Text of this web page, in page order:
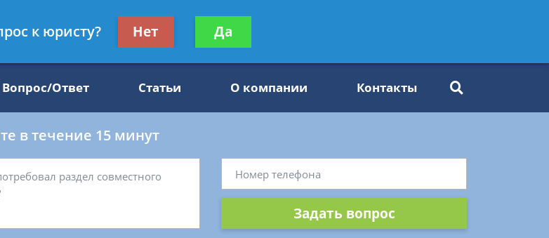
Получите консультацию
бесплатно
Вопрос/Ответ Статьи О компании Контакты
в течение 15 минут
Задать вопрос
к юристу? Нет Да